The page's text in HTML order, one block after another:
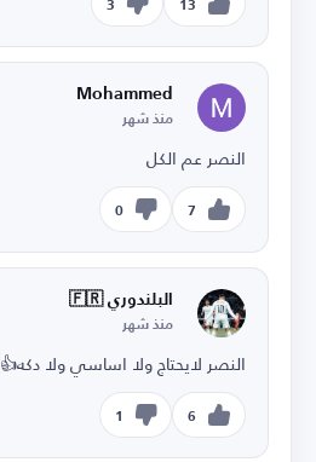
13
3
Mohammed
منذ شهر
النصر عم الكل
7
0
البلندوري 🇫🇷
منذ شهر
النصر لايحتاج ولا اساسي ولا دكه👍
6
1